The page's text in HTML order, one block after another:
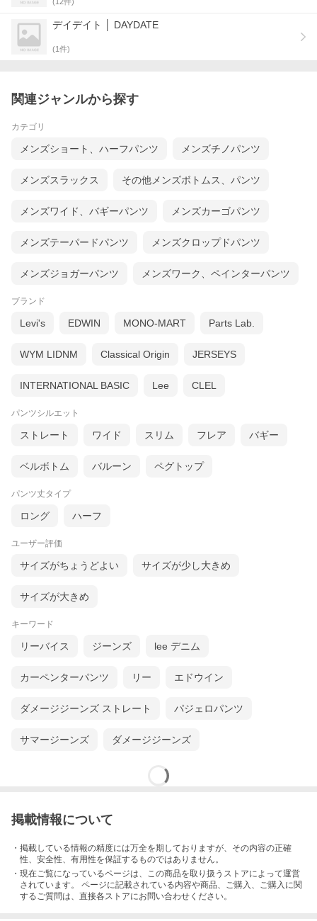
OR
デイデイト │ DAYDATE
(1件)
関連ジャンルから探す
カテゴリ
メンズショート、ハーフパンツ メンズチノパンツ
メンズスラックス その他メンズボトムス、パンツ
メンズワイド、バギーパンツ メンズカーゴパンツ
メンズテーパードパンツ メンズクロップドパンツ
メンズジョガーパンツ メンズワーク、ペインターパンツ
ブランド
Levi's EDWIN MONO-MART Parts Lab.
WYM LIDNM Classical Origin JERSEYS
INTERNATIONAL BASIC Lee CLEL
パンツシルエット
ストレート ワイド スリム フレア バギー
ベルボトム バルーン ペグトップ
パンツ丈タイプ
ロング ハーフ
ユーザー評価
サイズがちょうどよい サイズが少し大きめ
サイズが大きめ
キーワード
リーバイス ジーンズ lee デニム
カーペンターパンツ リー エドウイン
ダメージジーンズ ストレート パジェロパンツ
サマージーンズ ダメージジーンズ
掲載情報について
・掲載している情報の精度には万全を期しておりますが、その内容の正確
性、安全性、有用性を保証するものではありません。
・現在ご覧になっているページは、この商品を取り扱うストアによって運営
されています。 ページに記載されている内容や商品、ご購入 、ご購入に関
するご質問は、直接各ストアにお問い合わせください。